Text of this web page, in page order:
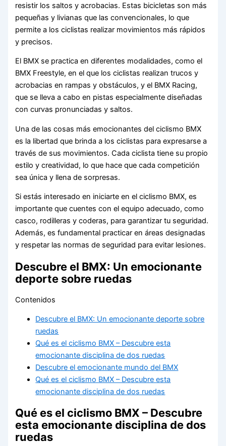
resistir los saltos y acrobacias. Estas bicicletas son más
pequeñas y livianas que las convencionales, lo que
permite a los ciclistas realizar movimientos más rápidos
y precisos.
El BMX se practica en diferentes modalidades, como el
BMX Freestyle, en el que los ciclistas realizan trucos y
acrobacias en rampas y obstáculos, y el BMX Racing,
que se lleva a cabo en pistas especialmente diseñadas
con curvas pronunciadas y saltos.
Una de las cosas más emocionantes del ciclismo BMX
es la libertad que brinda a los ciclistas para expresarse a
través de sus movimientos. Cada ciclista tiene su propio
estilo y creatividad, lo que hace que cada competición
sea única y llena de sorpresas.
Si estás interesado en iniciarte en el ciclismo BMX, es
importante que cuentes con el equipo adecuado, como
casco, rodilleras y coderas, para garantizar tu seguridad.
Además, es fundamental practicar en áreas designadas
y respetar las normas de seguridad para evitar lesiones.
Descubre el BMX: Un emocionante
deporte sobre ruedas
Contenidos
Descubre el BMX: Un emocionante deporte sobre
ruedas
Qué es el ciclismo BMX – Descubre esta
emocionante disciplina de dos ruedas
Descubre el emocionante mundo del BMX
Qué es el ciclismo BMX – Descubre esta
emocionante disciplina de dos ruedas
Qué es el ciclismo BMX – Descubre
esta emocionante disciplina de dos
ruedas